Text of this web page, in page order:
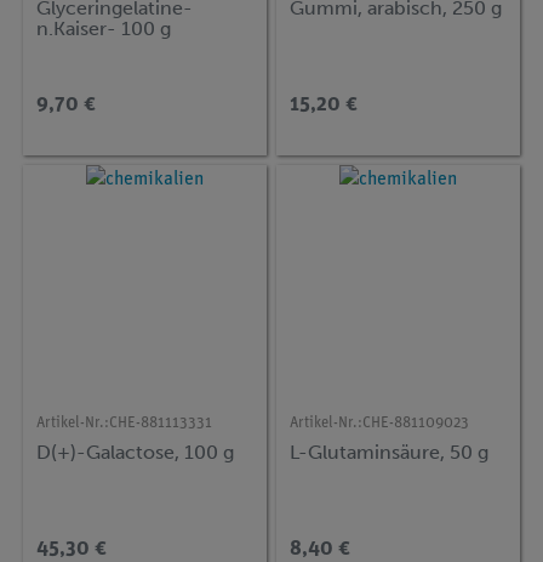
Glyceringelatine-
n.Kaiser- 100 g
9,70 €
Gummi, arabisch, 250 g
15,20 €
Artikel-Nr.:CHE-881113331
D(+)-Galactose, 100 g
45,30 €
Artikel-Nr.:CHE-881109023
L-Glutaminsäure, 50 g
8,40 €